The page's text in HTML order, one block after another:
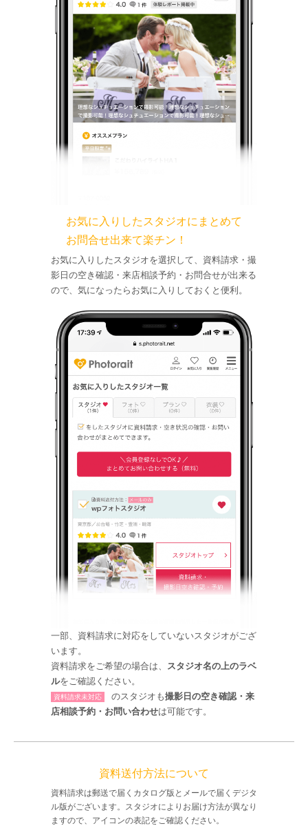
お気に入りしたスタジオにまとめて
お問合せ出来て楽チン！
お気に入りしたスタジオを選択して、資料請求・撮
影日の空き確認・来店相談予約・お問合せが出来る
ので、気になったらお気に入りしておくと便利。
一部、資料請求に対応をしていないスタジオがござ
います。
資料請求をご希望の場合は、
スタジオ名の上のラベ
ルをご確認ください。
資料請求未対応 のスタジオも撮影日の空き確認・来
店相談予約・お問い合わせは可能です。
資料送付方法について
資料請求は郵送で届くカタログ版とメールで届くデジタ
ル版がございます。スタジオによりお届け方法が異なり
ますので、アイコンの表記をご確認ください。